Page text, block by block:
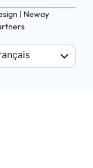
| Neway